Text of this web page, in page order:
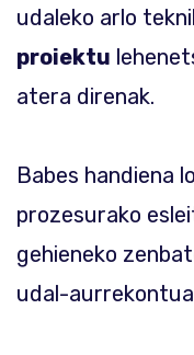
udaleko arlo
proiektu
atera direnak.
Babes handiena
prozesurako
gehieneko
udal-